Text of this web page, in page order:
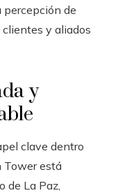
percepción de
y aliados
y
clave dentro
Tower está
de La Paz,